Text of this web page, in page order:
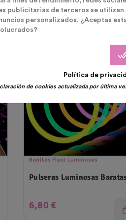
Barritas Fluor Luminosas
Pulseras Luminosas
Precio
6,80 €
publicitarias de terceros se utilizan
personalizados. ¿Aceptas
Política de
de cookies actualizada por última